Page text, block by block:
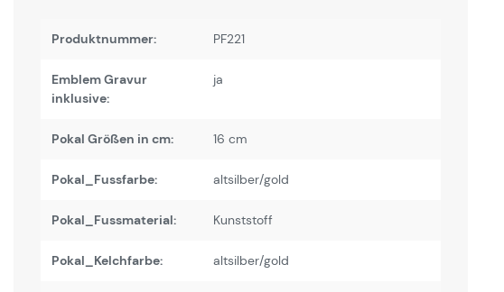
Produktnummer: PF221
Emblem Gravur
inklusive:
ja
Pokal Größen in cm: 16 cm
Pokal_Fussfarbe: altsilber/gold
Pokal_Fussmaterial: Kunststoff
Pokal_Kelchfarbe: altsilber/gold